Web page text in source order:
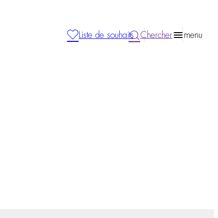
Liste de souhaits Chercher menu